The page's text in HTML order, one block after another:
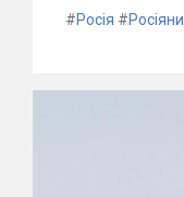
#Росія #Росіяни